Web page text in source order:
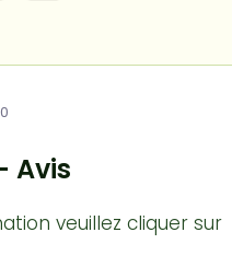
Avis
veuillez cliquer sur